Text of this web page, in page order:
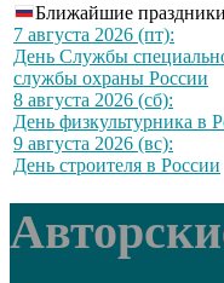
Ближайшие
7 августа 2026 (пт):
День Службы
службы охраны России
8 августа 2026 (сб):
День физкультурника в
9 августа 2026 (вс):
День строителя в России